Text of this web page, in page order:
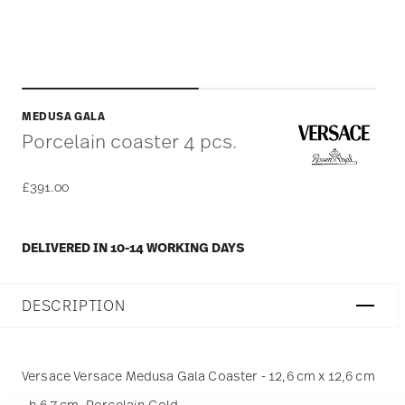
MEDUSA GALA
Porcelain coaster 4 pcs.
£391.00
DELIVERED IN 10-14 WORKING DAYS
DESCRIPTION
Versace Versace Medusa Gala Coaster - 12,6 cm x 12,6 cm